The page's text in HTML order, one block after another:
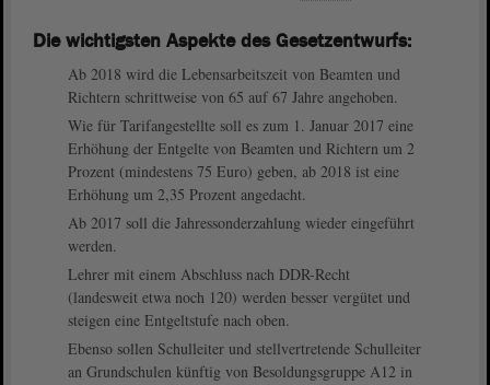
Die wichtigsten Aspekte des Gesetzentwurfs:
Ab 2018 wird die Lebensarbeitszeit von Beamten und
Richtern schrittweise von 65 auf 67 Jahre angehoben.
Wie für Tarifangestellte soll es zum 1. Januar 2017 eine
Erhöhung der Entgelte von Beamten und Richtern um 2
Prozent (mindestens 75 Euro) geben, ab 2018 ist eine
Erhöhung um 2,35 Prozent angedacht.
Ab 2017 soll die Jahressonderzahlung wieder eingeführt
werden.
Lehrer mit einem Abschluss nach DDR-Recht
(landesweit etwa noch 120) werden besser vergütet und
steigen eine Entgeltstufe nach oben.
Ebenso sollen Schulleiter und stellvertretende Schulleiter
an Grundschulen künftig von Besoldungsgruppe A12 in